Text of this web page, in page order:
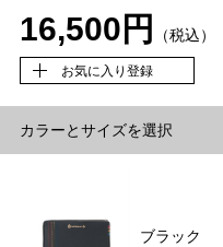
16,500円 （税込）
お気に入り登録
カラーとサイズを選択
ブラック